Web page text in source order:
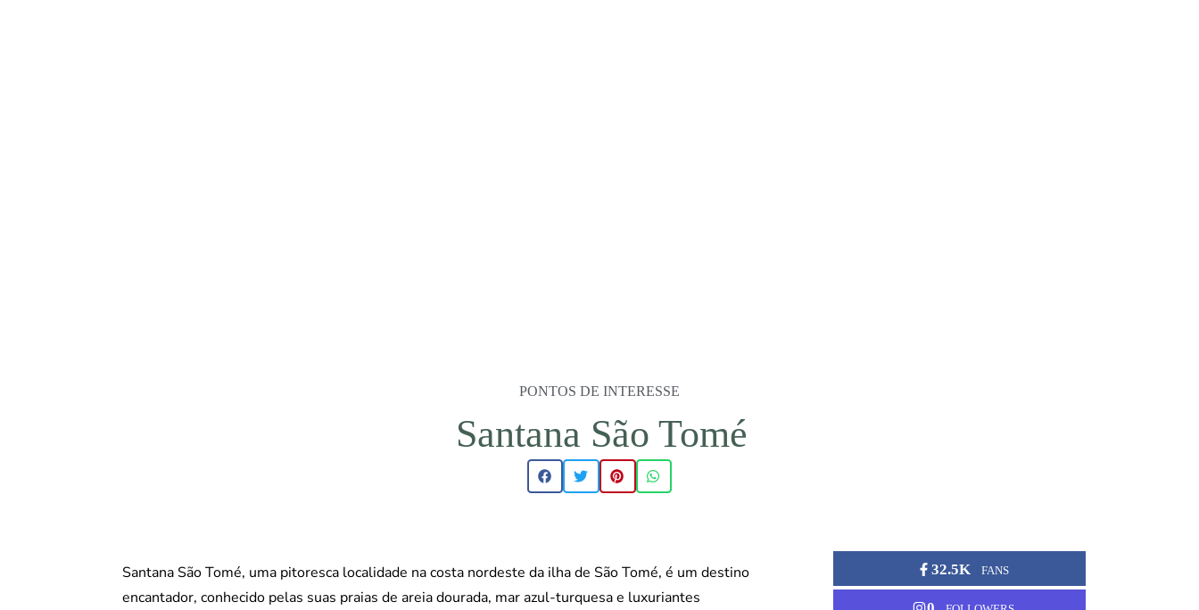
PONTOS DE INTERESSE
Santana São Tomé
Santana São Tomé, uma pitoresca localidade na costa nordeste da ilha de São Tomé, é um destino
encantador, conhecido pelas suas praias de areia dourada, mar azul-turquesa e luxuriantes
32.5KFANS